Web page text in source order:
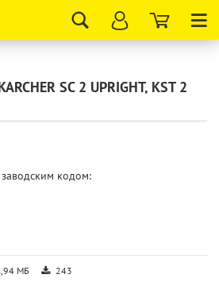
SC 2 UPRIGHT, KST 2
кодом:
МБ 243